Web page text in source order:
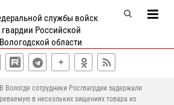
службы войск
Российской
области
В Вологде сотрудники Росгвагрдии задержали
в нескольких хищениях товара из